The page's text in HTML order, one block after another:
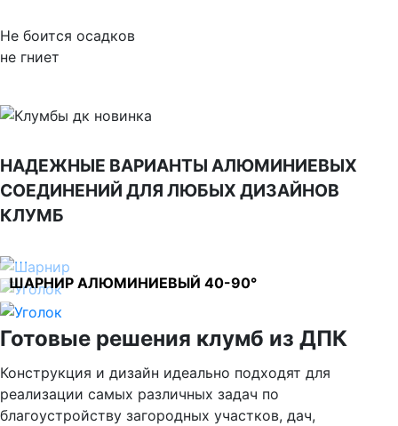
Не боится осадков
не гниет
НАДЕЖНЫЕ ВАРИАНТЫ АЛЮМИНИЕВЫХ
СОЕДИНЕНИЙ ДЛЯ ЛЮБЫХ ДИЗАЙНОВ
КЛУМБ
ШАРНИР АЛЮМИНИЕВЫЙ 40-90°
Готовые решения клумб из ДПК
Конструкция и дизайн идеально подходят для
реализации самых различных задач по
благоустройству загородных участков, дач,